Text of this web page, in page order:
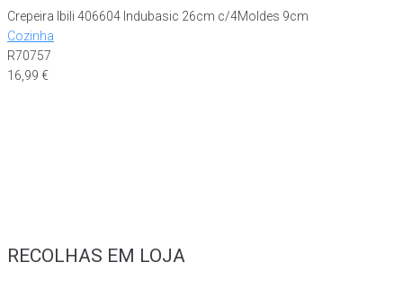
Crepeira Ibili 406604 Indubasic 26cm c/4Moldes 9cm
Cozinha
R70757
16,99 €
RECOLHAS EM LOJA